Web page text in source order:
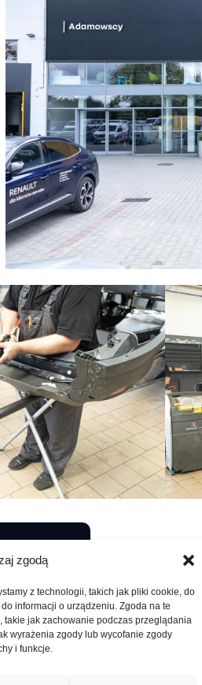
zgodą
z technologii, takich jak pliki cookie, do
informacji o urządzeniu. Zgoda na te
jak zachowanie podczas przeglądania
wyrażenia zgody lub wycofanie zgody
i funkcje.
SZKÓD